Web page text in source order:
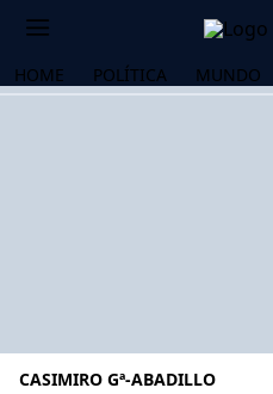
HOME POLÍTICA MUNDO
CASIMIRO Gª-ABADILLO